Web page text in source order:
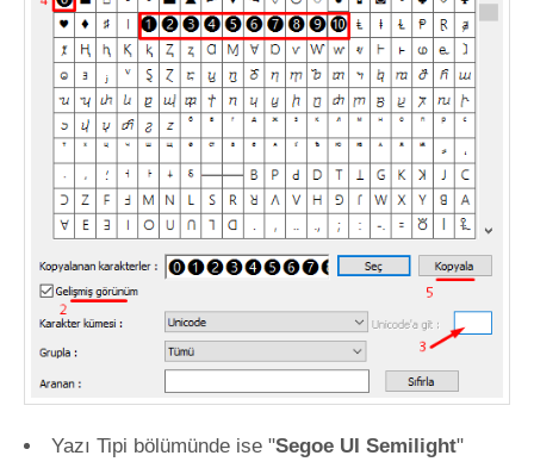
Yazı Tipi bölümünde ise "Segoe UI Semilight"